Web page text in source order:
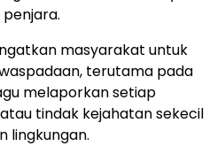
masyarakat untuk
terutama pada
melaporkan setiap
tindak kejahatan sekecil
lingkungan.